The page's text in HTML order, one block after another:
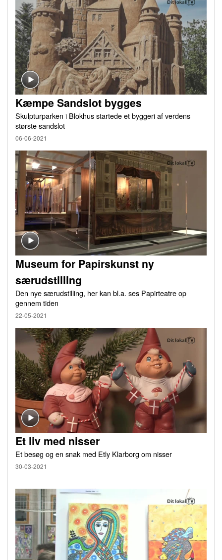
Kæmpe Sandslot bygges
Skulpturparken i Blokhus startede et byggeri af verdens
største sandslot
06-06-2021
Museum for Papirskunst ny
særudstilling
Den nye særudstilling, her kan bl.a. ses Papirteatre op
gennem tiden
22-05-2021
Et liv med nisser
Et besøg og en snak med Etly Klarborg om nisser
30-03-2021